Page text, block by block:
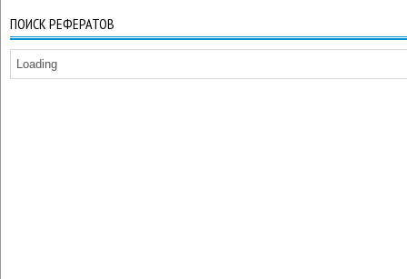
ПОИСК РЕФЕРАТОВ
Loading